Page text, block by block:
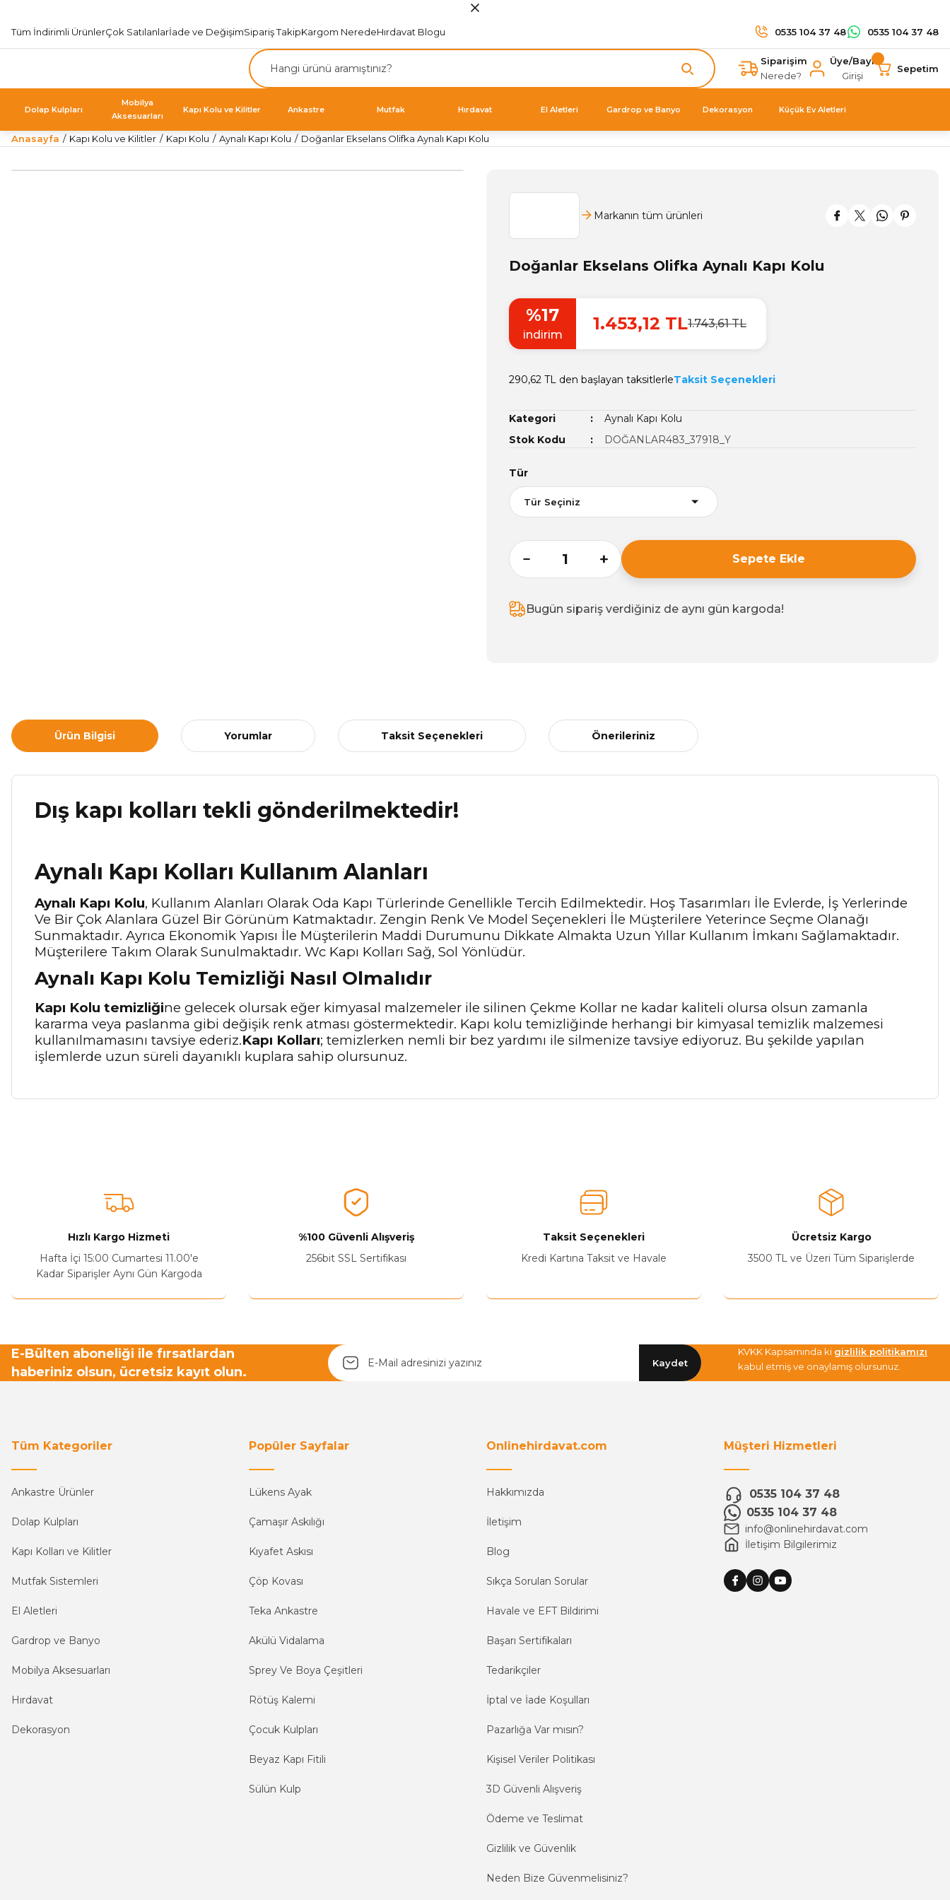
Tüm İndirimli ÜrünlerÇok Satılanlarİade ve DeğişimSipariş TakipKargom NeredeHırdavat Blogu 0535 104 37 48 0535 104 37 48
Siparişim
Nerede?
Üye/Bayi
Girişi
Sepetim
Dolap Kulpları
Mobilya
Aksesuarları
Kapı Kolu ve Kilitler Ankastre Mutfak Hırdavat El Aletleri Gardrop ve Banyo Dekorasyon Küçük Ev Aletleri
Anasayfa Kapı Kolu ve Kilitler Kapı Kolu Aynalı Kapı Kolu Doğanlar Ekselans Olifka Aynalı Kapı Kolu
Markanın tüm ürünleri
Doğanlar Ekselans Olifka Aynalı Kapı Kolu
%17
indirim
1.453,12 TL1.743,61 TL
290,62 TL den başlayan taksitlerleTaksit Seçenekleri
Kategori
Aynalı Kapı Kolu
Stok Kodu
DOĞANLAR483_37918_Y
Tür
Sepete Ekle
Bugün sipariş verdiğiniz de aynı gün kargoda!
Ürün Bilgisi Yorumlar Taksit Seçenekleri Önerileriniz
Dış kapı kolları tekli gönderilmektedir!
Aynalı Kapı Kolları Kullanım Alanları
Aynalı Kapı Kolu, Kullanım Alanları Olarak Oda Kapı Türlerinde Genellikle Tercih Edilmektedir. Hoş Tasarımları İle Evlerde, İş Yerlerinde
Ve Bir Çok Alanlara Güzel Bir Görünüm Katmaktadır. Zengin Renk Ve Model Seçenekleri İle Müşterilere Yeterince Seçme Olanağı
Sunmaktadır. Ayrıca Ekonomik Yapısı İle Müşterilerin Maddi Durumunu Dikkate Almakta Uzun Yıllar Kullanım İmkanı Sağlamaktadır.
Müşterilere Takım Olarak Sunulmaktadır. Wc Kapı Kolları Sağ, Sol Yönlüdür.
Aynalı Kapı Kolu Temizliği Nasıl Olmalıdır
Kapı Kolu temizliğine gelecek olursak eğer kimyasal malzemeler ile silinen Çekme Kollar ne kadar kaliteli olursa olsun zamanla
kararma veya paslanma gibi değişik renk atması göstermektedir. Kapı kolu temizliğinde herhangi bir kimyasal temizlik malzemesi
kullanılmamasını tavsiye ederiz.Kapı Kolları; temizlerken nemli bir bez yardımı ile silmenize tavsiye ediyoruz. Bu şekilde yapılan
işlemlerde uzun süreli dayanıklı kuplara sahip olursunuz.
Ürün açıklamasında eksik bilgiler bulunuyor.
Bu ürüne benzer farklı alternatifler olmalı.
Yetkiliye Gönder
Hızlı Kargo Hizmeti
Hafta İçi 15:00 Cumartesi 11.00'e
Kadar Siparişler Aynı Gün Kargoda
%100 Güvenli Alışveriş
256bit SSL Sertifikası
Taksit Seçenekleri
Kredi Kartına Taksit ve Havale
Ücretsiz Kargo
3500 TL ve Üzeri Tüm Siparişlerde
E-Bülten aboneliği ile fırsatlardan
haberiniz olsun, ücretsiz kayıt olun.
Kaydet
KVKK Kapsamında ki gizlilik politikamızı
kabul etmiş ve onaylamış olursunuz.
Tüm Kategoriler
Ankastre Ürünler
Dolap Kulpları
Kapı Kolları ve Kilitler
Mutfak Sistemleri
El Aletleri
Gardrop ve Banyo
Mobilya Aksesuarları
Hırdavat
Dekorasyon
Popüler Sayfalar
Lükens Ayak
Çamaşır Askılığı
Kıyafet Askısı
Çöp Kovası
Teka Ankastre
Akülü Vidalama
Sprey Ve Boya Çeşitleri
Rötüş Kalemi
Çocuk Kulpları
Beyaz Kapı Fitili
Sülün Kulp
Onlinehirdavat.com
Hakkımızda
İletişim
Blog
Sıkça Sorulan Sorular
Havale ve EFT Bildirimi
Başarı Sertifikaları
Tedarikçiler
İptal ve İade Koşulları
Pazarlığa Var mısın?
Kişisel Veriler Politikası
3D Güvenli Alışveriş
Ödeme ve Teslimat
Gizlilik ve Güvenlik
Neden Bize Güvenmelisiniz?
Müşteri Hizmetleri
0535 104 37 48
0535 104 37 48
info@onlinehirdavat.com
İletişim Bilgilerimiz